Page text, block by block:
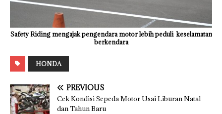
Safety Riding mengajak pengendara motor lebih peduli keselamatan
berkendara
HONDA
PREVIOUS
Cek Kondisi Sepeda Motor Usai Liburan Natal
dan Tahun Baru